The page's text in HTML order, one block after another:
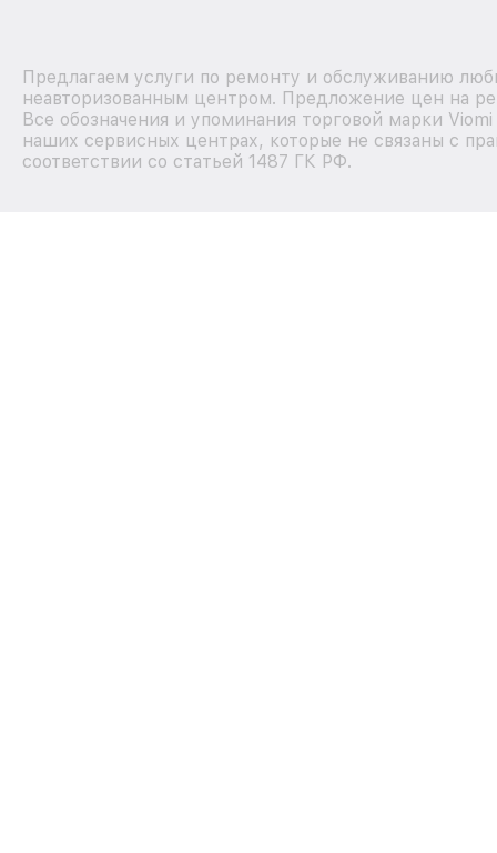
Предлагаем услуги по ремонту и обслуживанию
неавторизованным центром. Предложение цен на
Все обозначения и упоминания торговой марки
наших сервисных центрах, которые не связаны с
соответствии со статьей 1487 ГК РФ.